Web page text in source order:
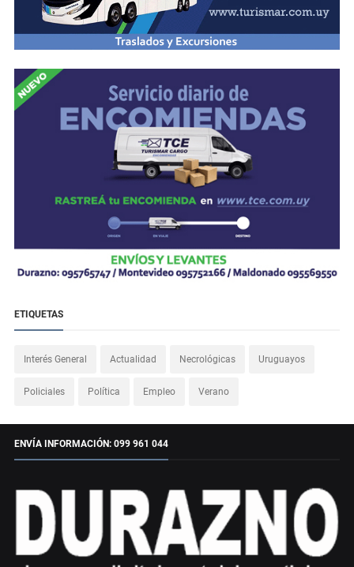
ETIQUETAS
Interés General Actualidad Necrológicas Uruguayos
Policiales Política Empleo Verano
ENVÍA INFORMACIÓN: 099 961 044